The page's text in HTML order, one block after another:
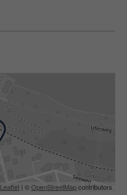
Leaflet | ©OpenStreetMapcontributors